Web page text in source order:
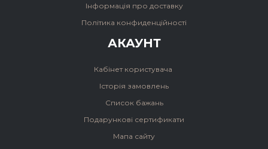
Інформація про доставку
Політика конфиденційності
АКАУНТ
Кабінет користувача
Історія замовлень
Список бажань
Подарункові сертификати
Мапа сайту